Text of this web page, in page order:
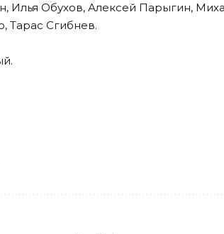
Илья Обухов, Алексей Парыгин,
Тарас Сгибнев.